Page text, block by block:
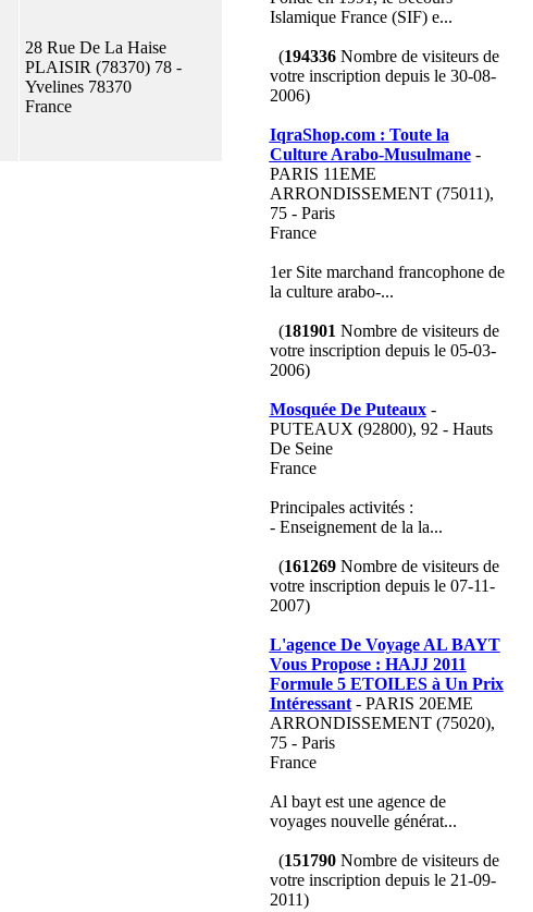
28 Rue De La Haise
PLAISIR (78370) 78 -
Yvelines 78370
France
Islamique France (SIF) e...
(194336Nombre de visiteurs de
votre inscription depuis le 30-08-
2006)
IqraShop.com : Toute la
Culture Arabo-Musulmane-
PARIS 11EME
ARRONDISSEMENT (75011),
75 - Paris
France
1er Site marchand francophone de
la culture arabo-...
(181901 Nombre de visiteurs de
votre inscription depuis le 05-03-
2006)
Mosquée De Puteaux-
PUTEAUX (92800), 92 - Hauts
De Seine
France
Principales activités :
- Enseignement de la la...
(161269Nombre de visiteurs de
votre inscription depuis le 07-11-
2007)
L'agence De Voyage AL BAYT
Vous Propose : HAJJ 2011
Formule 5 ETOILES à Un Prix
Intéressant- PARIS 20EME
ARRONDISSEMENT (75020),
75 - Paris
France
Al bayt est une agence de
voyages nouvelle générat...
(151790Nombre de visiteurs de
votre inscription depuis le 21-09-
2011)